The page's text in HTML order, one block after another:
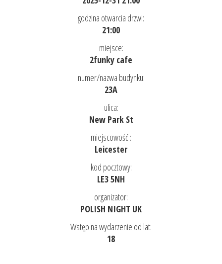
godzina otwarcia drzwi:
21:00
miejsce:
2funky cafe
numer/nazwa budynku:
23A
ulica:
New Park St
miejscowość :
Leicester
kod pocztowy:
LE3 5NH
organizator:
POLISH NIGHT UK
Wstęp na wydarzenie od lat:
18